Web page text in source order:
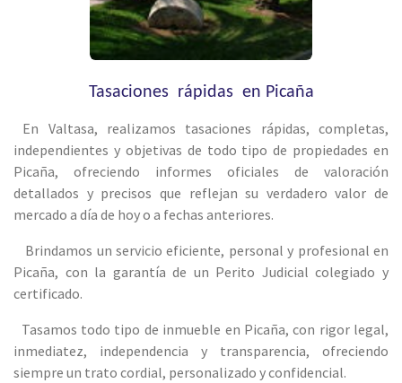
Tasaciones rápidas en Picaña
En Valtasa, realizamos tasaciones rápidas, completas,
independientes y objetivas de todo tipo de propiedades en
Picaña, ofreciendo informes oficiales de valoración
detallados y precisos que reflejan su verdadero valor de
mercado a día de hoy o a fechas anteriores.
Brindamos un servicio eficiente, personal y profesional en
Picaña, con la garantía de un Perito Judicial colegiado y
certificado.
Tasamos todo tipo de inmueble en Picaña, con rigor legal,
inmediatez, independencia y transparencia, ofreciendo
siempre un trato cordial, personalizado y confidencial.